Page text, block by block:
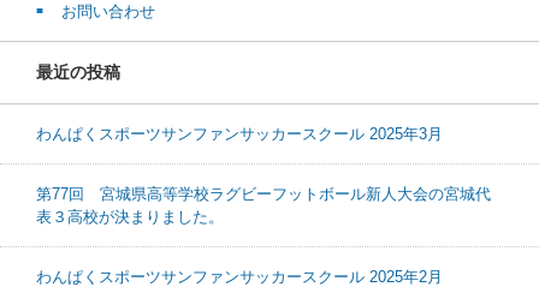
お問い合わせ
最近の投稿
わんぱくスポーツサンファンサッカースクール 2025年3月
第77回 宮城県高等学校ラグビーフットボール新人大会の宮城代
表３高校が決まりました。
わんぱくスポーツサンファンサッカースクール 2025年2月